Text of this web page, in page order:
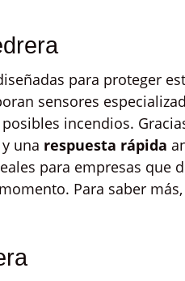
para proteger
sensores
incendios.
y una respuesta rápida
para empresas que
Para saber